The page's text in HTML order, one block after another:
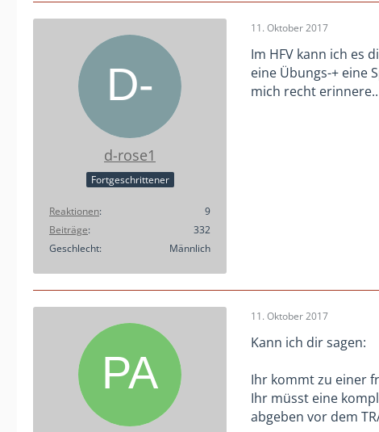
d-rose1
Fortgeschrittener
Reaktionen
9
Beiträge
332
Geschlecht
Männlich
11. Oktober 2017
Im HFV kann ich es
eine Übungs-+ eine
mich recht erinnere..
11. Oktober 2017
Kann ich dir sagen:
Ihr kommt zu einer
Ihr müsst eine
abgeben vor dem